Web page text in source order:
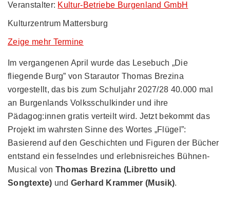
Veranstalter: Kultur-Betriebe Burgenland GmbH
Kulturzentrum Mattersburg
Zeige mehr Termine
Im vergangenen April wurde das Lesebuch „Die
fliegende Burg” von Starautor Thomas Brezina
vorgestellt, das bis zum Schuljahr 2027/28 40.000 mal
an Burgenlands Volksschulkinder und ihre
Pädagog:innen gratis verteilt wird. Jetzt bekommt das
Projekt im wahrsten Sinne des Wortes „Flügel”:
Basierend auf den Geschichten und Figuren der Bücher
entstand ein fesselndes und erlebnisreiches Bühnen-
Musical von Thomas Brezina (Libretto und
Songtexte) und Gerhard Krammer (Musik).